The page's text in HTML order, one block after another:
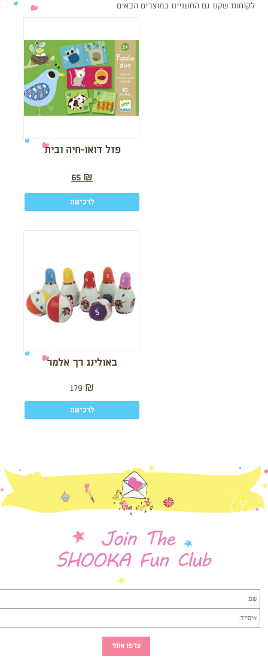
לקוחות שקנו גם התעניינו במוצרים הבאים
פזל דואו-חיה ובית
65 ₪
לרכישה
באולינג רך אלמר
179 ₪
לרכישה